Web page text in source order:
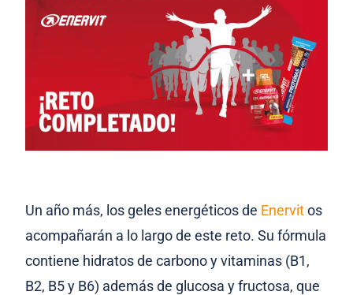
Un año más, los geles energéticos de Enervitos
acompañarán a lo largo de este reto. Su fórmula
contiene hidratos de carbono y vitaminas (B1,
B2, B5 y B6) además de glucosa y fructosa, que